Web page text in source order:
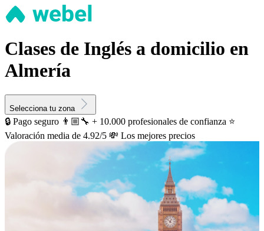
Clases de Inglés a domicilio en
Almería
Selecciona tu zona
🔒 Pago seguro 👨🏼‍🔧 + 10.000 profesionales de confianza ⭐️
Valoración media de 4.92/5 💸 Los mejores precios